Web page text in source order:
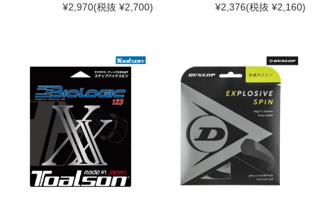
¥2,970(税抜 ¥2,700)
¥2,376(税抜 ¥2,160)